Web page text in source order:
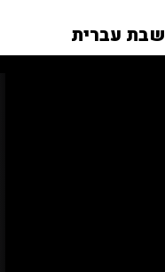
שבת עברית